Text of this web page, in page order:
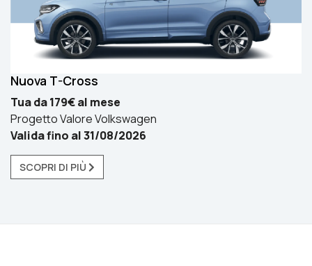
Nuova T-Cross
Tua da 179€ al mese
Progetto Valore Volkswagen
Valida fino al 31/08/2026
SCOPRI DI PIÙ